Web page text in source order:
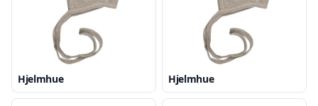
Hjelmhue Hjelmhue